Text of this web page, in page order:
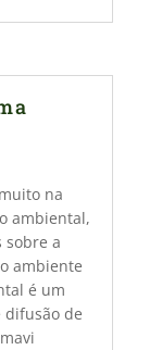
na
ambiental,
sobre a
ambiente
é um
difusão de